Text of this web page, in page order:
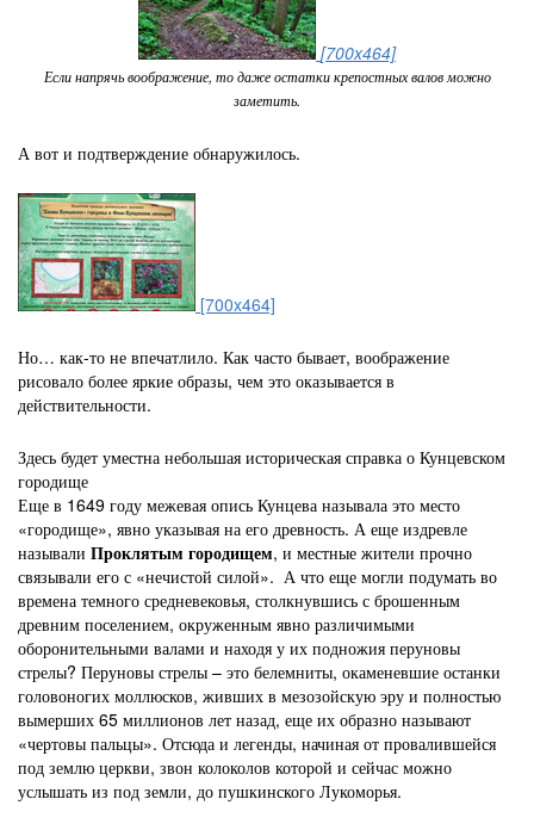
[700x464]
Если напрячь воображение, то даже остатки крепостных валов можно
заметить.
А вот и подтверждение обнаружилось.
[700x464]
Но… как-то не впечатлило. Как часто бывает, воображение
рисовало более яркие образы, чем это оказывается в
действительности.
Здесь будет уместна небольшая историческая справка о Кунцевском
городище
Еще в 1649 году межевая опись Кунцева называла это место
«городище», явно указывая на его древность. А еще издревле
называли Проклятым городищем, и местные жители прочно
связывали его с «нечистой силой». А что еще могли подумать во
времена темного средневековья, столкнувшись с брошенным
древним поселением, окруженным явно различимыми
оборонительными валами и находя у их подножия перуновы
стрелы? Перуновы стрелы – это белемниты, окаменевшие останки
головоногих моллюсков, живших в мезозойскую эру и полностью
вымерших 65 миллионов лет назад, еще их образно называют
«чертовы пальцы». Отсюда и легенды, начиная от провалившейся
под землю церкви, звон колоколов которой и сейчас можно
услышать из под земли, до пушкинского Лукоморья.